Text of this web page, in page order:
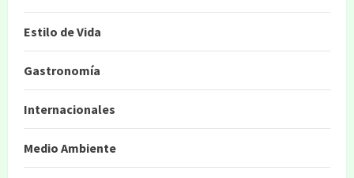
Estilo de Vida
Gastronomía
Internacionales
Medio Ambiente